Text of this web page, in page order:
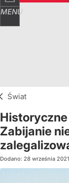
MENU
Świat
Historyczne
Zabijanie
Dodano: 28 września 2021